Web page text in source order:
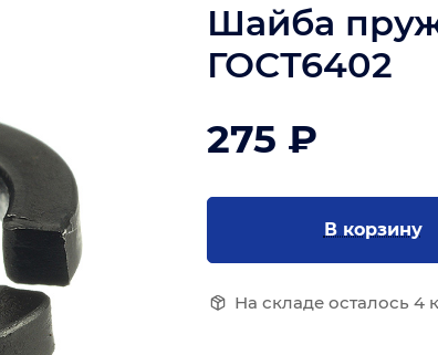
Шайба
ГОСТ6402
275 ₽
В корзину
На складе осталось 4